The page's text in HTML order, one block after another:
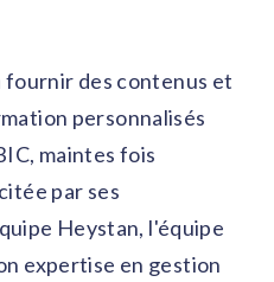
des contenus et
personnalisés
maintes fois
par ses
Heystan, l'équipe
expertise en gestion